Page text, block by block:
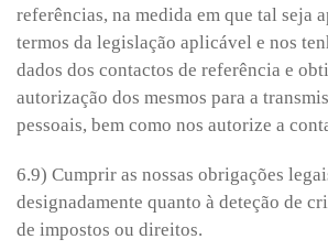
referências, na medida em que tal seja
termos da legislação aplicável e nos
dados dos contactos de referência e
autorização dos mesmos para a
pessoais, bem como nos autorize a
6.9) Cumprir as nossas obrigações
designadamente quanto à deteção de
de impostos ou direitos.